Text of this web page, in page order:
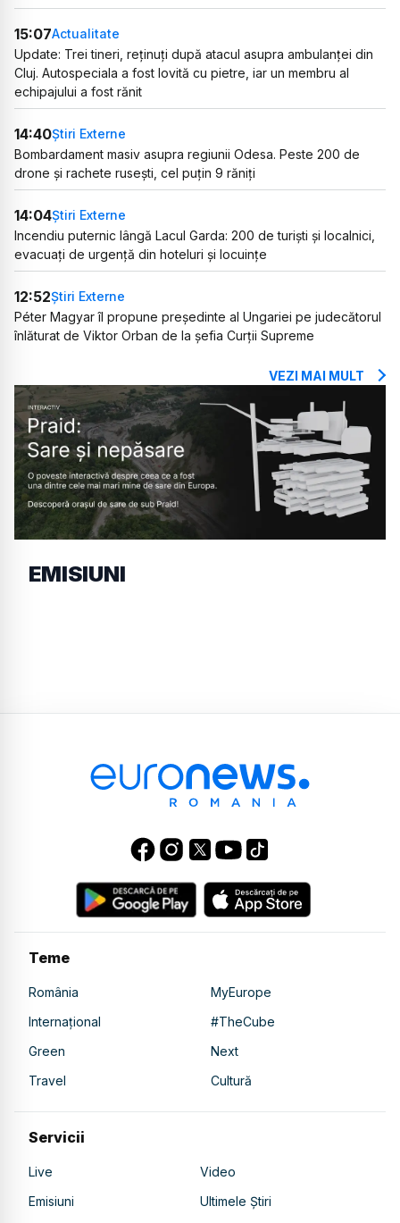
15:07Actualitate
Update: Trei tineri, reținuți după atacul asupra ambulanței din
Cluj. Autospeciala a fost lovită cu pietre, iar un membru al
echipajului a fost rănit
14:40Știri Externe
Bombardament masiv asupra regiunii Odesa. Peste 200 de
drone și rachete rusești, cel puțin 9 răniți
14:04Știri Externe
Incendiu puternic lângă Lacul Garda: 200 de turiști și localnici,
evacuați de urgență din hoteluri și locuințe
12:52Știri Externe
Péter Magyar îl propune președinte al Ungariei pe judecătorul
înlăturat de Viktor Orban de la șefia Curții Supreme
VEZI MAI MULT
EMISIUNI
Teme
România
MyEurope
Internațional
#TheCube
Green
Next
Travel
Cultură
Servicii
Live
Video
Emisiuni
Ultimele Știri